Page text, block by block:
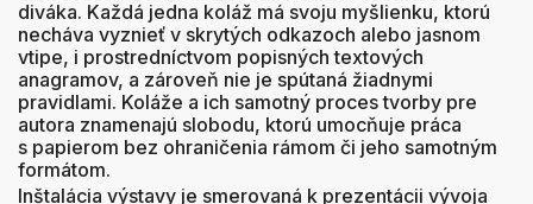
diváka. Každá jedna koláž má svoju myšlienku, ktorú
necháva vyznieť v skrytých odkazoch alebo jasnom
vtipe, i prostredníctvom popisných textových
anagramov, a zároveň nie je spútaná žiadnymi
pravidlami. Koláže a ich samotný proces tvorby pre
autora znamenajú slobodu, ktorú umocňuje práca
s papierom bez ohraničenia rámom či jeho samotným
formátom.
Inštalácia výstavy je smerovaná k prezentácii vývoja